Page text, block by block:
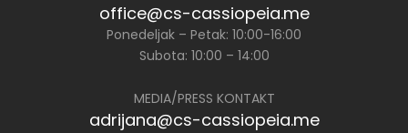
office@cs-cassiopeia.me
Ponedeljak – Petak: 10:00-16:00
Subota: 10:00 – 14:00
MEDIA/PRESS KONTAKT
adrijana@cs-cassiopeia.me